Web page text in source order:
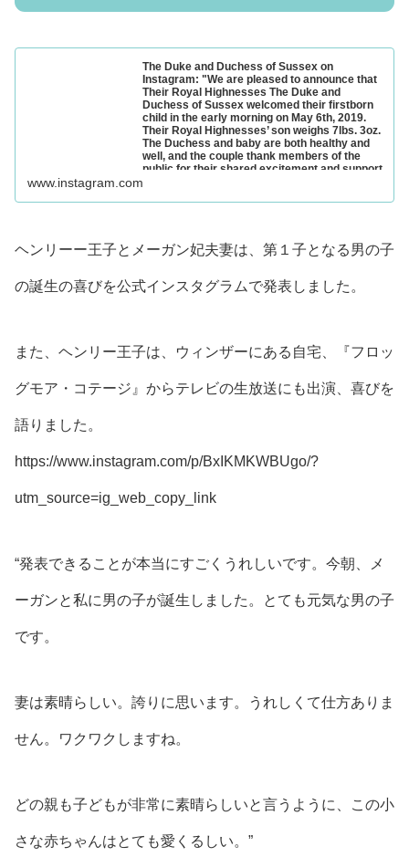
The Duke and Duchess of Sussex on
Instagram: "We are pleased to announce that
Their Royal Highnesses The Duke and
Duchess of Sussex welcomed their firstborn
child in the early morning on May 6th, 2019.
Their Royal Highnesses’ son weighs 7lbs. 3oz.
The Duchess and baby are both healthy and
well, and the couple thank members of the
public for their shared excitement and support
www.instagram.com
ヘンリーー王子とメーガン妃夫妻は、 第１子となる男の子
の誕生の喜びを公式インスタグラムで発表 しました。
また、ヘンリー王子は、ウィンザーにある自宅、『フロッ
グモア・コテージ』からテレビの生放送にも出演、喜びを
語りました。
https://www.instagram.com/p/BxIKMKWBUgo/?
utm_source=ig_web_copy_link
“発表できることが本当にすごくうれしいです。今朝、メ
ーガンと私に男の子が誕生しました。とても元気な男の子
です。
妻は素晴らしい。誇りに思います。うれしくて仕方ありま
せん。ワクワクしますね。
どの親も子どもが非常に素晴らしいと言うように、この小
さな赤ちゃんはとても愛くるしい。”